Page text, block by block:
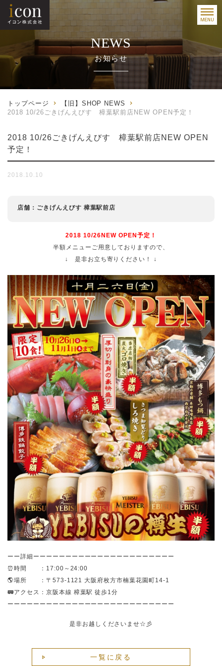
NEWS
お知らせ
トップページ
【旧】SHOP NEWS
2018 10/26ごきげんえびす 樟葉駅前店NEW OPEN予定！
2018 10/26ごきげんえびす 樟葉駅前店NEW OPEN
予定！
2018.10.10
店舗：ごきげんえびす 樟葉駅前店
2018 10/26NEW OPEN予定！
半額メニューご用意しておりますので、
↓ 是非お立ち寄りください！ ↓
ーー詳細ーーーーーーーーーーーーーーーーーーーーーー
⏰時間 ：17:00～24:00
🌎場所 ： 〒573-1121 大阪府枚方市楠葉花園町14-1
🚃アクセス：京阪本線 樟葉駅 徒歩1分
ーーーーーーーーーーーーーーーーーーーーーーーーーー
是非お越しくださいませ☆彡
一覧に戻る